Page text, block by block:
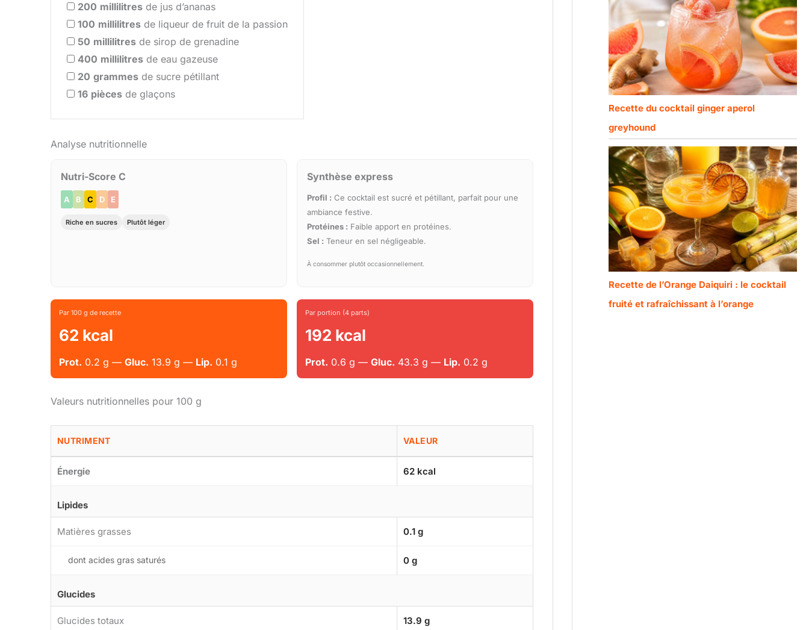
200 millilitres de jus d’ananas
100 millilitres de liqueur de fruit de la passion
50 millilitres de sirop de grenadine
400 millilitres de eau gazeuse
20 grammes de sucre pétillant
16 pièces de glaçons
Analyse nutritionnelle
Nutri-Score C
A B C D E
Riche en sucres Plutôt léger
Synthèse express
Profil : Ce cocktail est sucré et pétillant, parfait pour une
ambiance festive.
Protéines : Faible apport en protéines.
Sel : Teneur en sel négligeable.
À consommer plutôt occasionnellement.
Par 100 g de recette
62 kcal
Prot. 0.2 g — Gluc. 13.9 g — Lip. 0.1 g
Par portion (4 parts)
192 kcal
Prot. 0.6 g —Gluc. 43.3 g — Lip. 0.2 g
Valeurs nutritionnelles pour 100 g
NUTRIMENT VALEUR
Énergie 62 kcal
Lipides
Matières grasses 0.1 g
dont acides gras saturés 0 g
Glucides
Glucides totaux 13.9 g
Recette du cocktail ginger aperol
greyhound
Recette de l’Orange Daiquiri : le cocktail
fruité et rafraîchissant à l’orange